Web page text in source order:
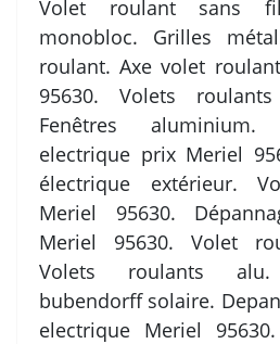
Volet roulant sans
monobloc. Grilles
roulant. Axe volet
95630. Volets
Fenêtres
electrique prix Meriel
électrique extérieur.
Meriel 95630.
Meriel 95630. Volet
Volets roulants
bubendorff solaire.
electrique Meriel